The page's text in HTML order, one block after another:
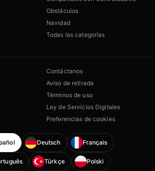
Obstáculos
Navidad
Todas las categorías
Contáctanos
Aviso de retirada
Términos de uso
Ley de Servicios Digitales
Preferencias de cookies
Deutsch Français
Türkçe Polski